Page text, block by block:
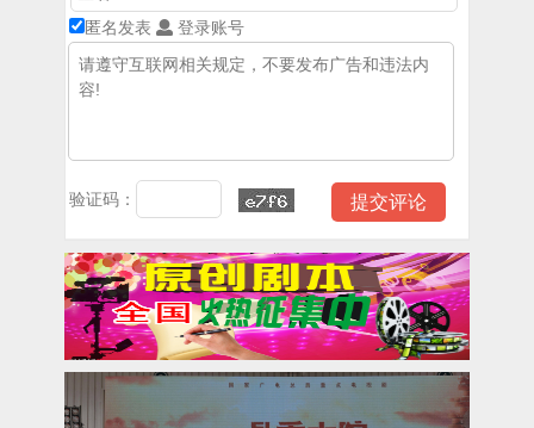
匿名发表 登录账号
验证码：